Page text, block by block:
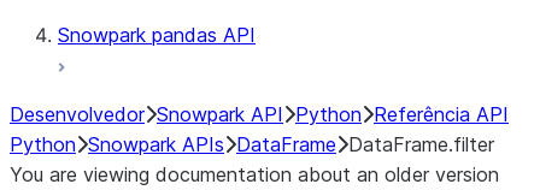
Snowpark pandas API
Desenvolvedor Snowpark API Python Referência API
Python Snowpark APIs DataFrame DataFrame.filter
You are viewing documentation about an older version